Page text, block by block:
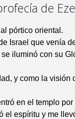
de
pórtico oriental.
Israel que venía
iluminó con su
y como la
en el templo
el espíritu y me